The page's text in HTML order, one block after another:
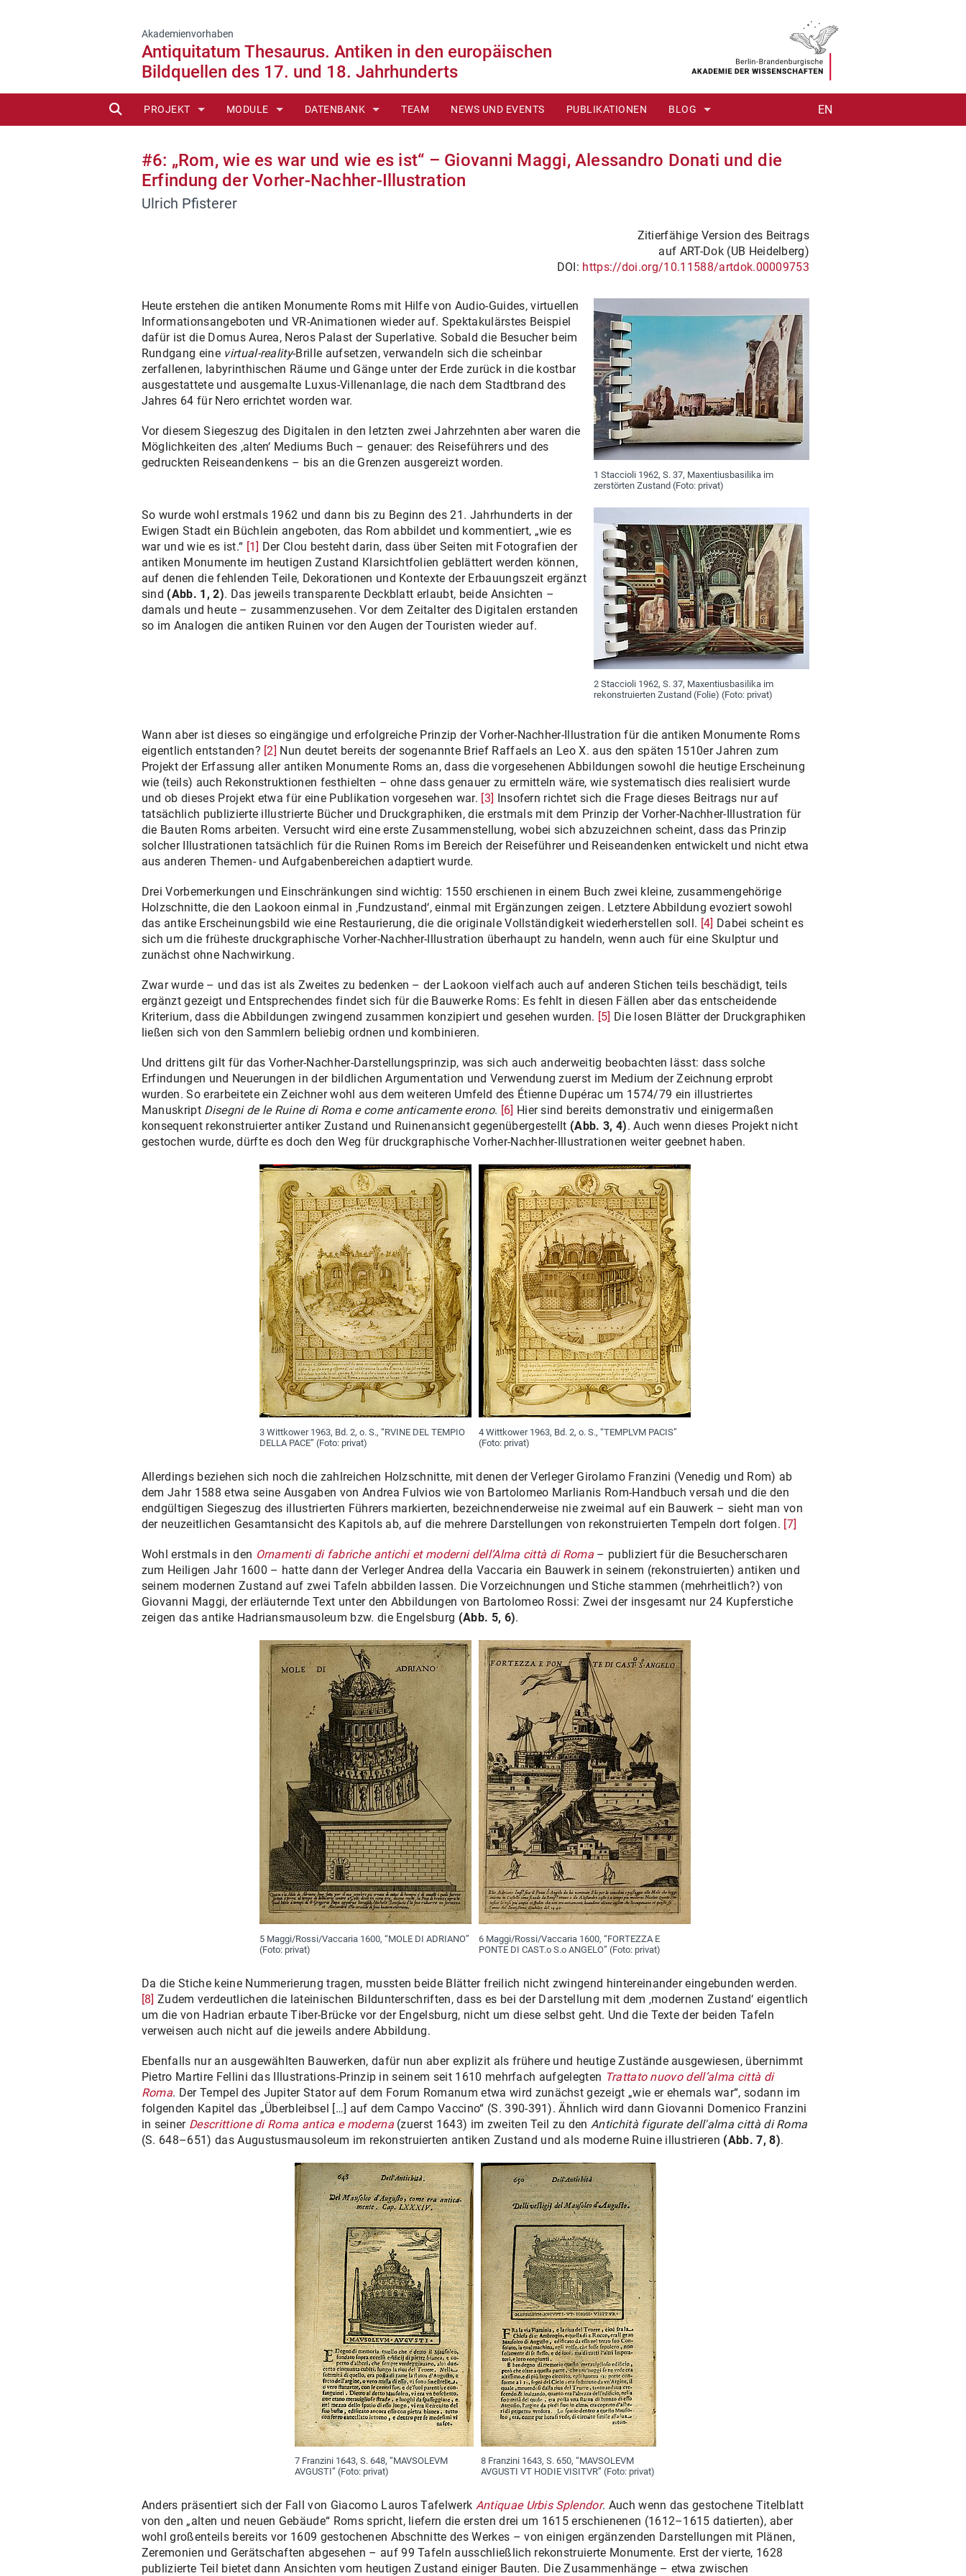
Akademienvorhaben
Antiquitatum Thesaurus. Antiken in den europäischen
Bildquellen des 17. und 18. Jahrhunderts
EN
SUCHE
PROJEKT
KOOPERATION
MODULE
MODUL 2 - PERIPHERIEN
MODUL 3 - GHEZZI
MODUL 6 - GESAMTSCHAU
DATENBANK
TECHNOLOGIEN
TEAM NEWS UND EVENTS PUBLIKATIONEN BLOG
#4: WAS IST EIN THESAURUS?
#5: DIGITAL MEETS ANALOGUE – ANTIQUITATUM
#7: VON PIRRO LIGORIO BIS BERNARD DE MONTFAUCON
#8: EROTEN – GESTOHLEN, VERLOREN UND
#9: HÄNDE HOCH! – "PERPERAM INCISOR FECIT" – DER
#10: WIE KAM DER PALATIN NACH NEAPEL?
#13: WAS FÜR EIN ZUSTAND!? DIE „MEDAILLONS DU ROI“
#14: AUF VORLAGENSUCHE ZU BERNARD DE
#15: SCHWEIGENDE LÄMMER: UNBENANNTE VORLAGEN
#6: „Rom, wie es war und wie es ist“ – Giovanni Maggi, Alessandro Donati und die
Erfindung der Vorher-Nachher-Illustration
Ulrich Pfisterer
Zitierfähige Version des Beitrags
auf ART-Dok (UB Heidelberg)
DOI: https://doi.org/10.11588/artdok.00009753
1 Staccioli 1962, S. 37, Maxentiusbasilika im
zerstörten Zustand (Foto: privat)
Heute erstehen die antiken Monumente Roms mit Hilfe von Audio-Guides, virtuellen
Informationsangeboten und VR-Animationen wieder auf. Spektakulärstes Beispiel
dafür ist die Domus Aurea, Neros Palast der Superlative. Sobald die Besucher beim
Rundgang eine virtual-reality-Brille aufsetzen, verwandeln sich die scheinbar
zerfallenen, labyrinthischen Räume und Gänge unter der Erde zurück in die kostbar
ausgestattete und ausgemalte Luxus-Villenanlage, die nach dem Stadtbrand des
Jahres 64 für Nero errichtet worden war.
Vor diesem Siegeszug des Digitalen in den letzten zwei Jahrzehnten aber waren die
Möglichkeiten des ‚alten‘ Mediums Buch – genauer: des Reiseführers und des
gedruckten Reiseandenkens – bis an die Grenzen ausgereizt worden.
2 Staccioli 1962, S. 37, Maxentiusbasilika im
rekonstruierten Zustand (Folie) (Foto: privat)
So wurde wohl erstmals 1962 und dann bis zu Beginn des 21. Jahrhunderts in der
Ewigen Stadt ein Büchlein angeboten, das Rom abbildet und kommentiert, „wie es
war und wie es ist.“ [1] Der Clou besteht darin, dass über Seiten mit Fotografien der
antiken Monumente im heutigen Zustand Klarsichtfolien geblättert werden können,
auf denen die fehlenden Teile, Dekorationen und Kontexte der Erbauungszeit ergänzt
sind (Abb. 1, 2). Das jeweils transparente Deckblatt erlaubt, beide Ansichten –
damals und heute – zusammenzusehen. Vor dem Zeitalter des Digitalen erstanden
so im Analogen die antiken Ruinen vor den Augen der Touristen wieder auf.
Wann aber ist dieses so eingängige und erfolgreiche Prinzip der Vorher-Nachher-Illustration für die antiken Monumente Roms
eigentlich entstanden? [2] Nun deutet bereits der sogenannte Brief Raffaels an Leo X. aus den späten 1510er Jahren zum
Projekt der Erfassung aller antiken Monumente Roms an, dass die vorgesehenen Abbildungen sowohl die heutige Erscheinung
wie (teils) auch Rekonstruktionen festhielten – ohne dass genauer zu ermitteln wäre, wie systematisch dies realisiert wurde
und ob dieses Projekt etwa für eine Publikation vorgesehen war. [3]
Insofern richtet sich die Frage dieses Beitrags nur auf
tatsächlich publizierte illustrierte Bücher und Druckgraphiken, die erstmals mit dem Prinzip der Vorher-Nachher-Illustration für
die Bauten Roms arbeiten. Versucht wird eine erste Zusammenstellung, wobei sich abzuzeichnen scheint, dass das Prinzip
solcher Illustrationen tatsächlich für die Ruinen Roms im Bereich der Reiseführer und Reiseandenken entwickelt und nicht etwa
aus anderen Themen- und Aufgabenbereichen adaptiert wurde.
Drei Vorbemerkungen und Einschränkungen sind wichtig: 1550 erschienen in einem Buch zwei kleine, zusammengehörige
Holzschnitte, die den Laokoon einmal in ‚Fundzustand‘, einmal mit Ergänzungen zeigen. Letztere Abbildung evoziert sowohl
das antike Erscheinungsbild wie eine Restaurierung, die die originale Vollständigkeit wiederherstellen soll. [4] Dabei scheint es
sich um die früheste druckgraphische Vorher-Nachher-Illustration überhaupt zu handeln, wenn auch für eine Skulptur und
zunächst ohne Nachwirkung.
Zwar wurde – und das ist als Zweites zu bedenken – der Laokoon vielfach auch auf anderen Stichen teils beschädigt, teils
ergänzt gezeigt und Entsprechendes findet sich für die Bauwerke Roms: Es fehlt in diesen Fällen aber das entscheidende
Kriterium, dass die Abbildungen zwingend zusammen konzipiert und gesehen wurden. [5] Die losen Blätter der Druckgraphiken
ließen sich von den Sammlern beliebig ordnen und kombinieren.
Und drittens gilt für das Vorher-Nachher-Darstellungsprinzip, was sich auch anderweitig beobachten lässt: dass solche
Erfindungen und Neuerungen in der bildlichen Argumentation und Verwendung zuerst im Medium der Zeichnung erprobt
wurden. So erarbeitete ein Zeichner wohl aus dem weiteren Umfeld des Étienne Dupérac um 1574/79 ein illustriertes
Manuskript Disegni de le Ruine di Roma e come anticamente erono. [6] Hier sind bereits demonstrativ und einigermaßen
konsequent rekonstruierter antiker Zustand und Ruinenansicht gegenübergestellt (Abb. 3, 4). Auch wenn dieses Projekt nicht
gestochen wurde, dürfte es doch den Weg für druckgraphische Vorher-Nachher-Illustrationen weiter geebnet haben.
3 Wittkower 1963, Bd. 2, o. S., “RVINE DEL TEMPIO
DELLA PACE” (Foto: privat)
4 Wittkower 1963, Bd. 2, o. S., “TEMPLVM PACIS”
(Foto: privat)
Allerdings beziehen sich noch die zahlreichen Holzschnitte, mit denen der Verleger Girolamo Franzini (Venedig und Rom) ab
dem Jahr 1588 etwa seine Ausgaben von Andrea Fulvios wie von Bartolomeo Marlianis Rom-Handbuch versah und die den
endgültigen Siegeszug des illustrierten Führers markierten, bezeichnenderweise nie zweimal auf ein Bauwerk – sieht man von
der neuzeitlichen Gesamtansicht des Kapitols ab, auf die mehrere Darstellungen von rekonstruierten Tempeln dort folgen. [7]
Wohl erstmals in den Ornamenti di fabriche antichi et moderni dell’Alma città di Roma – publiziert für die Besucherscharen
zum Heiligen Jahr 1600 – hatte dann der Verleger Andrea della Vaccaria ein Bauwerk in seinem (rekonstruierten) antiken und
seinem modernen Zustand auf zwei Tafeln abbilden lassen. Die Vorzeichnungen und Stiche stammen (mehrheitlich?) von
Giovanni Maggi, der erläuternde Text unter den Abbildungen von Bartolomeo Rossi: Zwei der insgesamt nur 24 Kupferstiche
zeigen das antike Hadriansmausoleum bzw. die Engelsburg (Abb. 5, 6).
5 Maggi/Rossi/Vaccaria 1600, “MOLE DI ADRIANO”
(Foto: privat)
6 Maggi/Rossi/Vaccaria 1600, “FORTEZZA E
PONTE DI CAST.o S.o ANGELO” (Foto: privat)
Da die Stiche keine Nummerierung tragen, mussten beide Blätter freilich nicht zwingend hintereinander eingebunden werden.
[8] Zudem verdeutlichen die lateinischen Bildunterschriften, dass es bei der Darstellung mit dem ‚modernen Zustand‘ eigentlich
um die von Hadrian erbaute Tiber-Brücke vor der Engelsburg, nicht um diese selbst geht. Und die Texte der beiden Tafeln
verweisen auch nicht auf die jeweils andere Abbildung.
Ebenfalls nur an ausgewählten Bauwerken, dafür nun aber explizit als frühere und heutige Zustände ausgewiesen, übernimmt
Pietro Martire Fellini das Illustrations-Prinzip in seinem seit 1610 mehrfach aufgelegten Trattato nuovo dell’alma città di
Roma. Der Tempel des Jupiter Stator auf dem Forum Romanum etwa wird zunächst gezeigt „wie er ehemals war“, sodann im
folgenden Kapitel das „Überbleibsel […] auf dem Campo Vaccino“ (S. 390-391). Ähnlich wird dann Giovanni Domenico Franzini
in seiner Descrittione di Roma antica e moderna(zuerst 1643) im zweiten Teil zu den Antichità figurate dell'alma città di Roma
(S. 648–651) das Augustusmausoleum im rekonstruierten antiken Zustand und als moderne Ruine illustrieren (Abb. 7, 8).
7 Franzini 1643, S. 648, “MAVSOLEVM
AVGUSTI” (Foto: privat)
8 Franzini 1643, S. 650, “MAVSOLEVM
AVGUSTI VT HODIE VISITVR” (Foto: privat)
Anders präsentiert sich der Fall von Giacomo Lauros Tafelwerk Antiquae Urbis Splendor. Auch wenn das gestochene Titelblatt
von den „alten und neuen Gebäude“ Roms spricht, liefern die ersten drei um 1615 erschienenen (1612–1615 datierten), aber
wohl großenteils bereits vor 1609 gestochenen Abschnitte des Werkes – von einigen ergänzenden Darstellungen mit Plänen,
Zeremonien und Gerätschaften abgesehen – auf 99 Tafeln ausschließlich rekonstruierte Monumente. Erst der vierte, 1628
publizierte Teil bietet dann Ansichten vom heutigen Zustand einiger Bauten. Die Zusammenhänge – etwa zwischen